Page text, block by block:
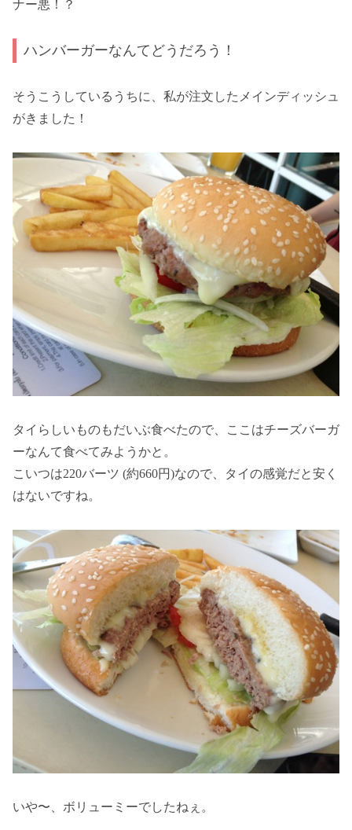
ナー悪！？
ハンバーガーなんてどうだろう！
そうこうしているうちに、私が注文したメインディッシュ
がきました！
タイらしいものもだいぶ食べたので、ここはチーズバーガ
ーなんて食べてみようかと。
こいつは220バーツ (約660円)なので、タイの感覚だと安く
はないですね。
いや〜、ボリューミーでしたねぇ。